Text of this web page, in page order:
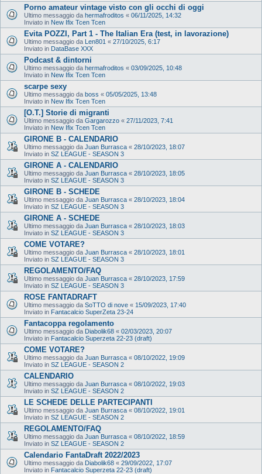
Porno amateur vintage visto con gli occhi di oggi
Ultimo messaggio da hermafroditos « 06/11/2025, 14:32
Inviato in New Ifix Tcen Tcen
Evita POZZI, Part 1 - The Italian Era (test, in lavorazione)
Ultimo messaggio da Len801 « 27/10/2025, 6:17
Inviato in DataBase XXX
Podcast & dintorni
Ultimo messaggio da hermafroditos « 03/09/2025, 10:48
Inviato in New Ifix Tcen Tcen
scarpe sexy
Ultimo messaggio da boss « 05/05/2025, 13:48
Inviato in New Ifix Tcen Tcen
[O.T.] Storie di migranti
Ultimo messaggio da Gargarozzo « 27/11/2023, 7:41
Inviato in New Ifix Tcen Tcen
GIRONE B - CALENDARIO
Ultimo messaggio da Juan Burrasca « 28/10/2023, 18:07
Inviato in SZ LEAGUE - SEASON 3
GIRONE A - CALENDARIO
Ultimo messaggio da Juan Burrasca « 28/10/2023, 18:05
Inviato in SZ LEAGUE - SEASON 3
GIRONE B - SCHEDE
Ultimo messaggio da Juan Burrasca « 28/10/2023, 18:04
Inviato in SZ LEAGUE - SEASON 3
GIRONE A - SCHEDE
Ultimo messaggio da Juan Burrasca « 28/10/2023, 18:03
Inviato in SZ LEAGUE - SEASON 3
COME VOTARE?
Ultimo messaggio da Juan Burrasca « 28/10/2023, 18:01
Inviato in SZ LEAGUE - SEASON 3
REGOLAMENTO/FAQ
Ultimo messaggio da Juan Burrasca « 28/10/2023, 17:59
Inviato in SZ LEAGUE - SEASON 3
ROSE FANTADRAFT
Ultimo messaggio da SoTTO di nove « 15/09/2023, 17:40
Inviato in Fantacalcio SuperZeta 23-24
Fantacoppa regolamento
Ultimo messaggio da Diabolik68 « 02/03/2023, 20:07
Inviato in Fantacalcio Superzeta 22-23 (draft)
COME VOTARE?
Ultimo messaggio da Juan Burrasca « 08/10/2022, 19:09
Inviato in SZ LEAGUE - SEASON 2
CALENDARIO
Ultimo messaggio da Juan Burrasca « 08/10/2022, 19:03
Inviato in SZ LEAGUE - SEASON 2
LE SCHEDE DELLE PARTECIPANTI
Ultimo messaggio da Juan Burrasca « 08/10/2022, 19:01
Inviato in SZ LEAGUE - SEASON 2
REGOLAMENTO/FAQ
Ultimo messaggio da Juan Burrasca « 08/10/2022, 18:59
Inviato in SZ LEAGUE - SEASON 2
Calendario FantaDraft 2022/2023
Ultimo messaggio da Diabolik68 « 29/09/2022, 17:07
Inviato in Fantacalcio Superzeta 22-23 (draft)